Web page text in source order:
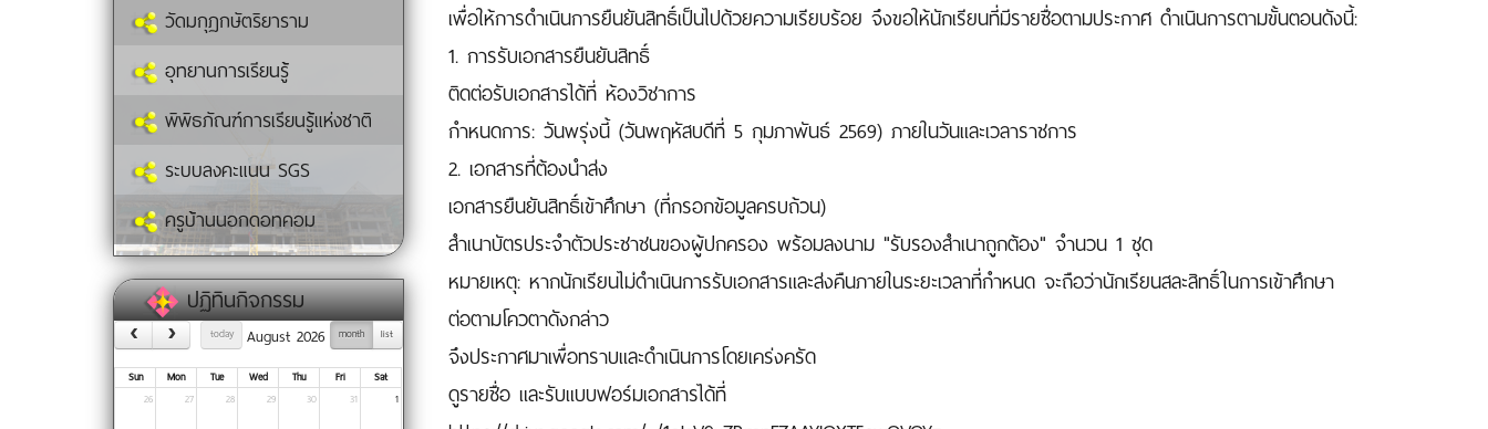
วัดมกุฏกษัตริยาราม
อุทยานการเรียนรู้
พิพิธภัณฑ์การเรียนรู้แห่งชาติ
ระบบลงคะแนน SGS
ครูบ้านนอกดอทคอม
ปฏิทินกิจกรรม
today month list
August 2026
Sun Mon Tue Wed Thu Fri
Sat
26
27 28 29 30 31 1
เพื่อให้การดำเนินการยืนยันสิทธิ์เป็นไปด้วยความเรียบร้อย จึงขอให้นักเรียนที่มีรายชื่อตามประกาศ ดำเนินการตามขั้นตอนดังนี้:
1. การรับเอกสารยืนยันสิทธิ์
ติดต่อรับเอกสารได้ที่ ห้องวิชาการ
กำหนดการ: วันพรุ่งนี้ (วันพฤหัสบดีที่ 5 กุมภาพันธ์ 2569) ภายในวันและเวลาราชการ
2. เอกสารที่ต้องนำส่ง
เอกสารยืนยันสิทธิ์เข้าศึกษา (ที่กรอกข้อมูลครบถ้วน)
สำเนาบัตรประจำตัวประชาชนของผู้ปกครอง พร้อมลงนาม "รับรองสำเนาถูกต้อง" จำนวน 1 ชุด
หมายเหตุ: หากนักเรียนไม่ดำเนินการรับเอกสารและส่งคืนภายในระยะเวลาที่กำหนด จะถือว่านักเรียนสละสิทธิ์ในการเข้าศึกษา
ต่อตามโควตาดังกล่าว
จึงประกาศมาเพื่อทราบและดำเนินการโดยเคร่งครัด
ดูรายชื่อ และรับแบบฟอร์มเอกสารได้ที่